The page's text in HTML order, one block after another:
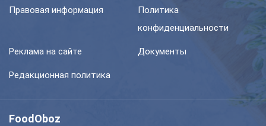
Правовая информация
Политика
конфиденциальности
Реклама на сайте Документы
Редакционная политика
FoodOboz